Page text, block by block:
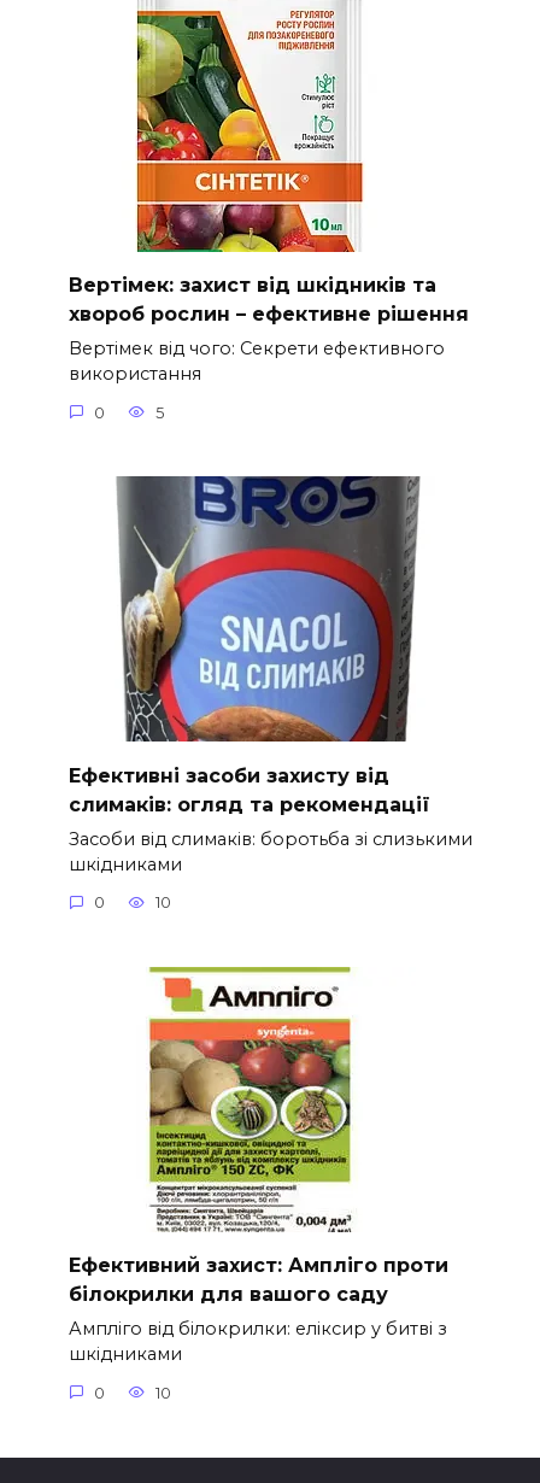
Вертімек: захист від шкідників та
хвороб рослин – ефективне рішення
Вертімек від чого: Секрети ефективного
використання
0 5
Ефективні засоби захисту від
слимаків: огляд та рекомендації
Засоби від слимаків: боротьба зі слизькими
шкідниками
0 10
Ефективний захист: Ампліго проти
білокрилки для вашого саду
Ампліго від білокрилки: еліксир у битві з
шкідниками
0 10